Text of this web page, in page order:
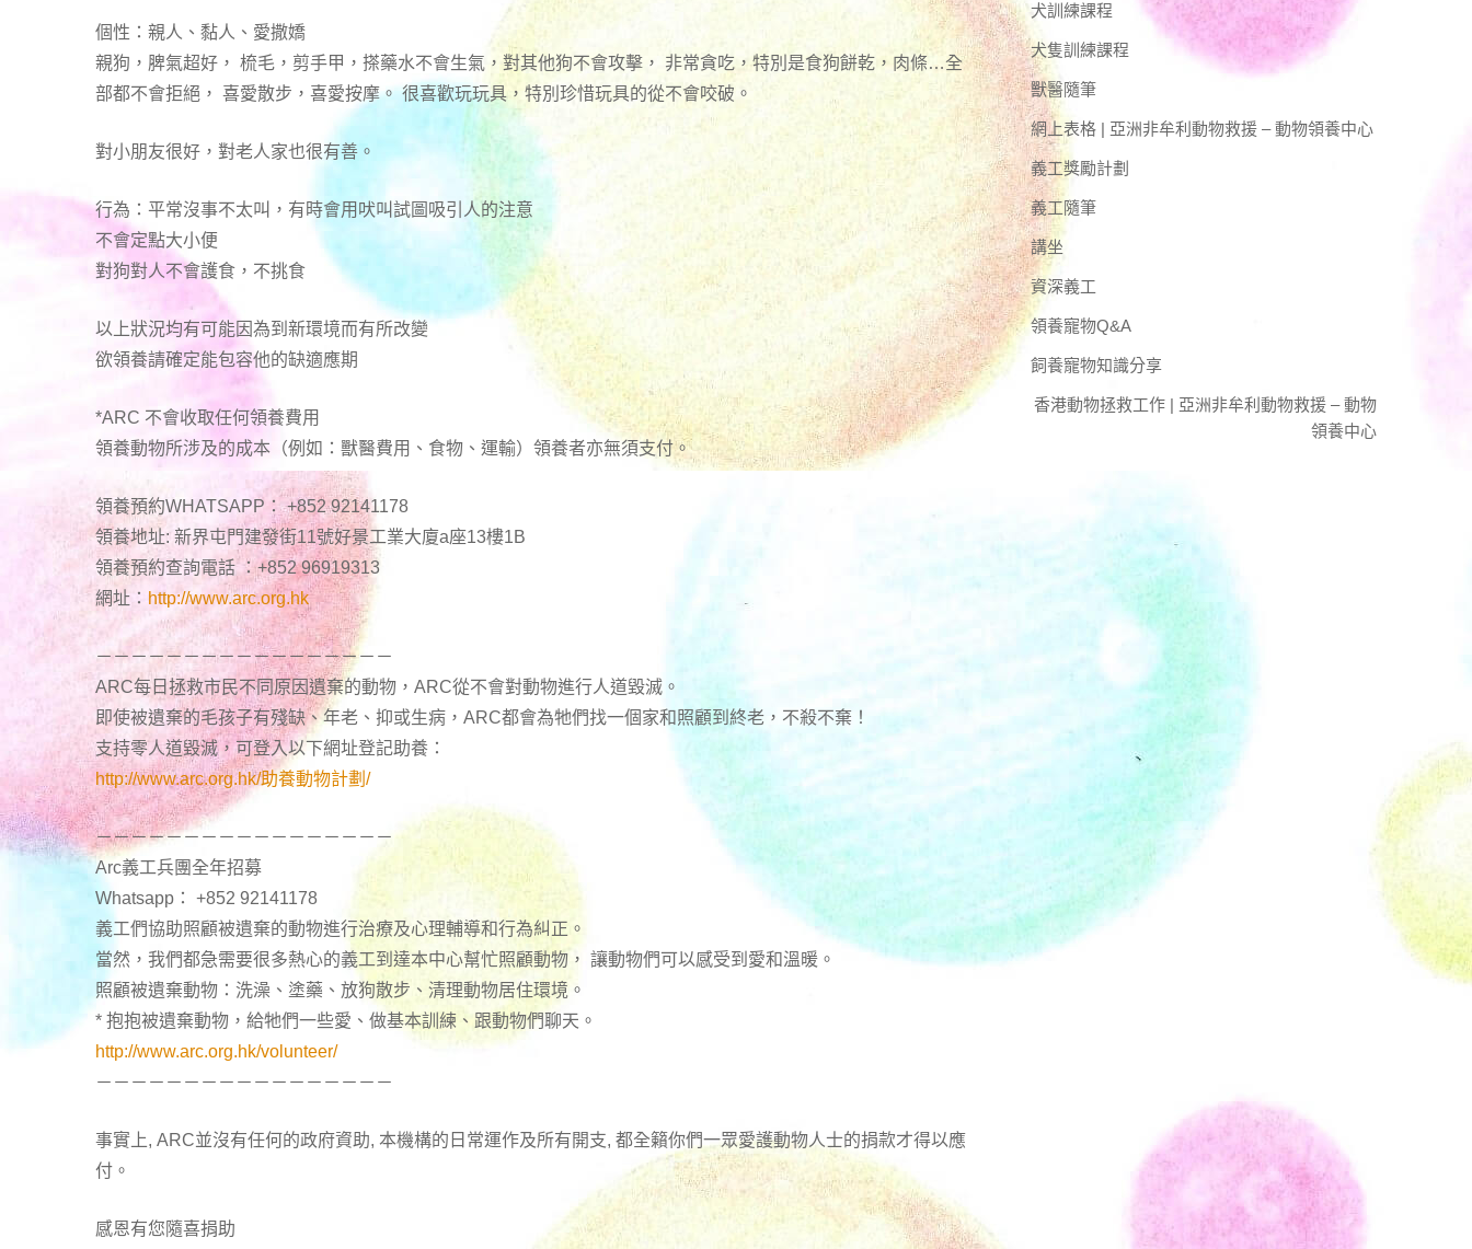
個性：親人、黏人、愛撒嬌
親狗，脾氣超好， 梳毛，剪手甲，搽藥水不會生氣，對其他狗不會攻擊， 非常貪吃，特別是食狗餅乾，肉條…全
部都不會拒絕， 喜愛散步，喜愛按摩。 很喜歡玩玩具，特別珍惜玩具的從不會咬破。
對小朋友很好，對老人家也很有善。
行為：平常沒事不太叫，有時會用吠叫試圖吸引人的注意
不會定點大小便
對狗對人不會護食，不挑食
以上狀況均有可能因為到新環境而有所改變
欲領養請確定能包容他的缺適應期
*ARC 不會收取任何領養費用
領養動物所涉及的成本（例如：獸醫費用、食物、運輸）領養者亦無須支付。
領養預約WHATSAPP： +852 92141178
領養地址: 新界屯門建發街11號好景工業大廈a座13樓1B
領養預約查詢電話 ：+852 96919313
網址： http://www.arc.org.hk
－－－－－－－－－－－－－－－－－
ARC每日拯救市民不同原因遺棄的動物，ARC從不會對動物進行人道毀滅。
即使被遺棄的毛孩子有殘缺、年老、抑或生病，ARC都會為牠們找一個家和照顧到終老，不殺不棄！
支持零人道毀滅，可登入以下網址登記助養：
http://www.arc.org.hk/助養動物計劃/
－－－－－－－－－－－－－－－－－
Arc義工兵團全年招募
Whatsapp： +852 92141178
義工們協助照顧被遺棄的動物進行治療及心理輔導和行為糾正。
當然，我們都急需要很多熱心的義工到達本中心幫忙照顧動物， 讓動物們可以感受到愛和溫暖。
照顧被遺棄動物：洗澡、塗藥、放狗散步、清理動物居住環境。
* 抱抱被遺棄動物，給牠們一些愛、做基本訓練、跟動物們聊天。
http://www.arc.org.hk/volunteer/
－－－－－－－－－－－－－－－－－
事實上, ARC並沒有任何的政府資助, 本機構的日常運作及所有開支, 都全籟你們一眾愛護動物人士的捐款才得以應
付。
感恩有您隨喜捐助
犬訓練課程
犬隻訓練課程
獸醫隨筆
網上表格 | 亞洲非牟利動物救援 – 動物領養中心
義工獎勵計劃
義工隨筆
講坐
資深義工
領養寵物Q&A
飼養寵物知識分享
香港動物拯救工作 | 亞洲非牟利動物救援 – 動物
領養中心